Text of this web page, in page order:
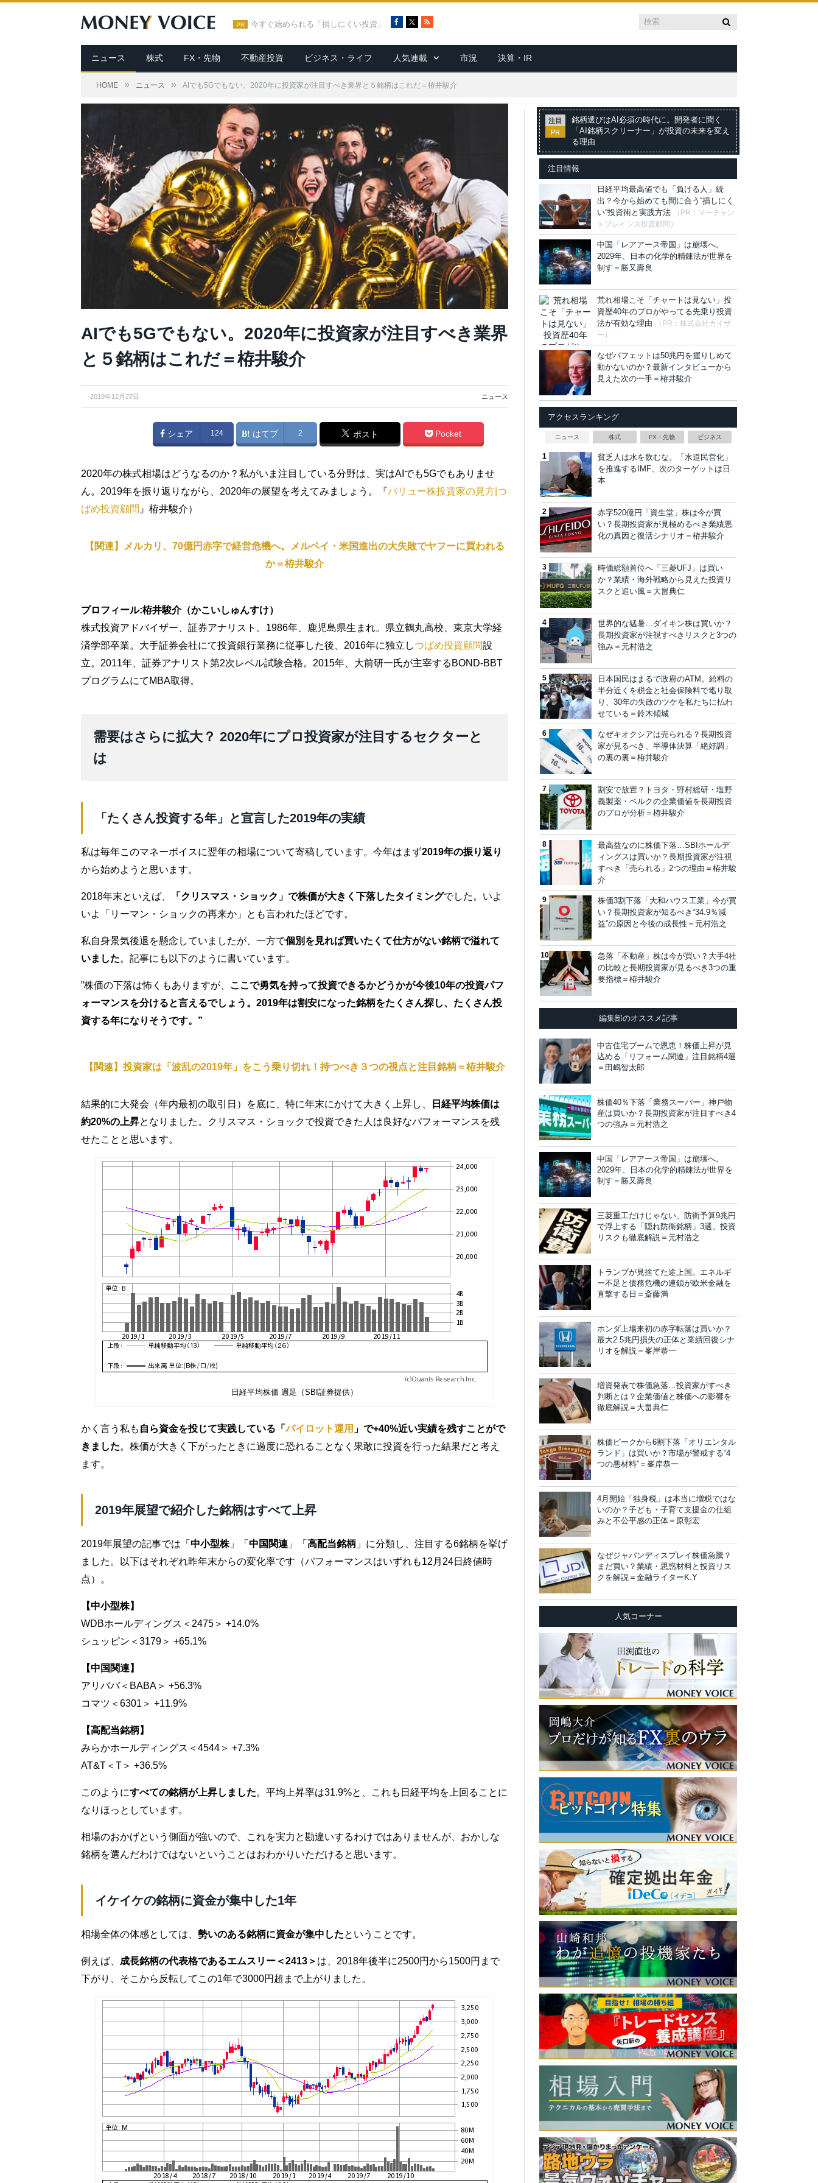
PR 今すぐ始められる「損しにくい投資」
c
e
b
o
R
S
ニュース 株式 FX・先物 不動産投資 ビジネス・ライフ 人気連載 市況 決算・IR
HOME » ニュース » AIでも5Gでもない。2020年に投資家が注目すべき業界と５銘柄はこれだ＝栫井駿介
AIでも5Gでもない。2020年に投資家が注目すべき業界
と５銘柄はこれだ＝栫井駿介
2019年12月27日 ニュース
シェア 124 はてブ 2 ポスト Pocket
2020年の株式相場はどうなるのか？私がいま注目している分野は、実はAIでも5Gでもありませ
ん。2019年を振り返りながら、2020年の展望を考えてみましょう。『バリュー株投資家の見方|つ
ばめ投資顧問 』栫井駿介）
【関連】メルカリ、70億円赤字で経営危機へ。メルペイ・米国進出の大失敗でヤフーに買われる
か＝栫井駿介
プロフィール:栫井駿介（かこいしゅんすけ）
株式投資アドバイザー、証券アナリスト。1986年、鹿児島県生まれ。県立鶴丸高校、東京大学経
済学部卒業。大手証券会社にて投資銀行業務に従事した後、2016年に独立しつばめ投資顧問設
立。2011年、証券アナリスト第2次レベル試験合格。2015年、大前研一氏が主宰するBOND-BBT
プログラムにてMBA取得。
需要はさらに拡大？ 2020年にプロ投資家が注目するセクターと
は
「たくさん投資する年」と宣言した2019年の実績
私は毎年このマネーボイスに翌年の相場について寄稿しています。今年はまず2019年の振り返り
から始めようと思います。
2018年末といえば、 「クリスマス・ショック」で株価が大きく下落したタイミングでした。いよ
いよ「リーマン・ショックの再来か」とも言われたほどです。
私自身景気後退を懸念していましたが、一方で個別を見れば買いたくて仕方がない銘柄で溢れて
いました。記事にも以下のように書いています。
”株価の下落は怖くもありますが、 ここで勇気を持って投資できるかどうかが今後10年の投資パフ
ォーマンスを分けると言えるでしょう。2019年は割安になった銘柄をたくさん探し、たくさん投
資する年になりそうです。”
【関連】投資家は「波乱の2019年」をこう乗り切れ！持つべき３つの視点と注目銘柄＝栫井駿介
結果的に大発会（年内最初の取引日）を底に、特に年末にかけて大きく上昇し、
日経平均株価は
約20%の上昇となりました。クリスマス・ショックで投資できた人は良好なパフォーマンスを残
せたことと思います。
日経平均株価 週足（SBI証券提供）
かく言う私も 自ら資金を投じて実践している「パイロット運用 」で+40%近い実績を残すことがで
きました。株価が大きく下がったときに過度に恐れることなく果敢に投資を行った結果だと考え
ます。
2019年展望で紹介した銘柄はすべて上昇
2019年展望の記事では「 中小型株 」「 中国関連 」「 高配当銘柄 」に分類し、注目する6銘柄を挙げ
ました。以下はそれぞれ昨年末からの変化率です（パフォーマンスはいずれも12月24日終値時
点）。
【中小型株】
WDBホールディングス＜2475＞ +14.0%
シュッピン＜3179＞ +65.1%
【中国関連】
アリババ＜BABA＞ +56.3%
コマツ＜6301＞ +11.9%
【高配当銘柄】
みらかホールディングス＜4544＞ +7.3%
AT&T＜T＞ +36.5%
このようにすべての銘柄が上昇しました。平均上昇率は31.9%と、これも日経平均を上回ることに
なりほっとしています。
相場のおかげという側面が強いので、これを実力と勘違いするわけではありませんが、おかしな
銘柄を選んだわけではないということはおわかりいただけると思います。
イケイケの銘柄に資金が集中した1年
相場全体の体感としては、 勢いのある銘柄に資金が集中したということです。
例えば、 成長銘柄の代表格であるエムスリー＜2413＞ は、2018年後半に2500円から1500円まで
下がり、そこから反転してこの1年で3000円超まで上がりました。
注目
PR
銘柄選びはAI必須の時代に。開発者に聞く
「AI銘柄スクリーナー」が投資の未来を変え
る理由
注目情報
日経平均最高値でも「負ける人」続
出？今から始めても間に合う“損しにく
い”投資術と実践方法
（PR：マーチャン
トブレインズ投資顧問）
中国「レアアース帝国」は崩壊へ。
2029年、日本の化学的精錬法が世界を
制す＝勝又壽良
荒れ相場こそ「チャートは見ない」投
資歴40年のプロがやってる先乗り投資
法が有効な理由
（PR：株式会社カイザ
ー）
なぜバフェットは50兆円を握りしめて
動かないのか？最新インタビューから
見えた次の一手＝栫井駿介
アクセスランキング
ニュース 株式 FX・先物 ビジネス
貧乏人は水を飲むな。「水道民営化」
を推進するIMF、次のターゲットは日
本
赤字520億円「資生堂」株は今が買
い？長期投資家が見極めるべき業績悪
化の真因と復活シナリオ＝栫井駿介
時価総額首位へ「三菱UFJ」は買い
か？業績・海外戦略から見えた投資リ
スクと追い風＝大畠典仁
世界的な猛暑…ダイキン株は買いか？
長期投資家が注視すべきリスクと3つの
強み＝元村浩之
日本国民はまるで政府のATM。給料の
半分近くを税金と社会保険料で毟り取
り、30年の失政のツケを私たちに払わ
せている＝鈴木傾城
なぜキオクシアは売られる？長期投資
家が見るべき、半導体決算「絶好調」
の裏の裏＝栫井駿介
割安で放置？トヨタ・野村総研・塩野
義製薬・ベルクの企業価値を長期投資
のプロが分析＝栫井駿介
最高益なのに株価下落…SBIホールデ
ィングスは買いか？長期投資家が注視
すべき「売られる」2つの理由＝栫井駿
介
株価3割下落「大和ハウス工業」今が買
い？長期投資家が知るべき“34.9％減
益”の原因と今後の成長性＝元村浩之
急落「不動産」株は今が買い？大手4社
の比較と長期投資家が見るべき3つの重
要指標＝栫井駿介
編集部のオススメ記事
中古住宅ブームで恩恵！株価上昇が見
込める「リフォーム関連」注目銘柄4選
＝田嶋智太郎
株価40％下落「業務スーパー」神戸物
産は買いか？長期投資家が注目すべき4
つの強み＝元村浩之
中国「レアアース帝国」は崩壊へ。
2029年、日本の化学的精錬法が世界を
制す＝勝又壽良
三菱重工だけじゃない、防衛予算9兆円
で浮上する「隠れ防衛銘柄」3選。投資
リスクも徹底解説＝元村浩之
トランプが見捨てた途上国。エネルギ
ー不足と債務危機の連鎖が欧米金融を
直撃する日＝斎藤満
ホンダ上場来初の赤字転落は買いか？
最大2.5兆円損失の正体と業績回復シナ
リオを解説＝峯岸恭一
増資発表で株価急落…投資家がすべき
判断とは？企業価値と株価への影響を
徹底解説＝大畠典仁
株価ピークから6割下落「オリエンタル
ランド」は買いか？市場が警戒する“4
つの悪材料”＝峯岸恭一
4月開始「独身税」は本当に増税ではな
いのか？子ども・子育て支援金の仕組
みと不公平感の正体＝原彰宏
なぜジャパンディスプレイ株価急騰？
まだ買い？業績・思惑材料と投資リス
クを解説＝金融ライターK.Y
人気コーナー